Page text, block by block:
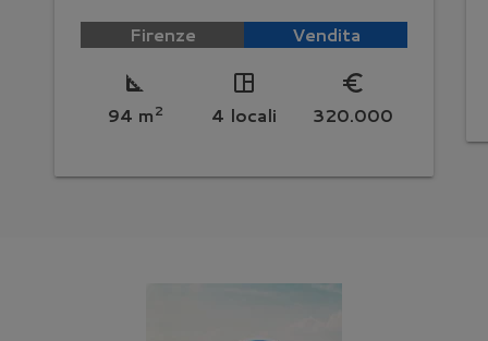
Firenze Vendita
square_foot
94 m2
space_dashboard
4 locali
euro_symbol
320.000